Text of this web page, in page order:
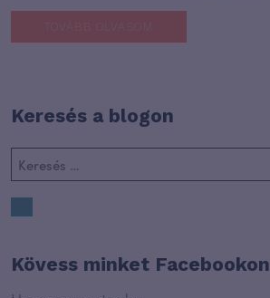
Keresés a blogon
Kövess minket Facebookon